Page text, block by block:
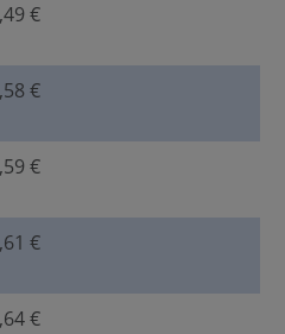
€
€
€
€
€